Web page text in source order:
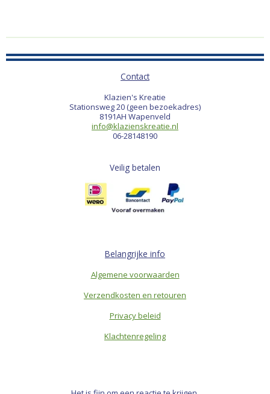
Contact
Klazien's Kreatie
Stationsweg 20 (geen bezoekadres)
8191AH Wapenveld
info@klazienskreatie.nl
06-28148190
Veilig betalen
Belangrijke info
Algemene voorwaarden
Verzendkosten en retouren
Privacy beleid
Klachtenregeling